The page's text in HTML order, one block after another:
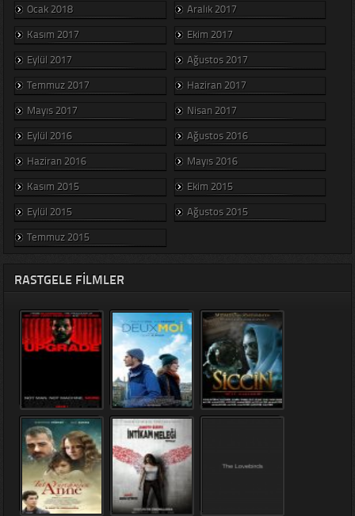
Ocak 2018
Aralık 2017
Kasım 2017
Ekim 2017
Eylül 2017
Ağustos 2017
Temmuz 2017
Haziran 2017
Mayıs 2017
Nisan 2017
Eylül 2016
Ağustos 2016
Haziran 2016
Mayıs 2016
Kasım 2015
Ekim 2015
Eylül 2015
Ağustos 2015
Temmuz 2015
RASTGELE FILMLER